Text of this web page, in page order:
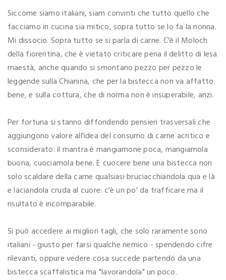
Siccome siamo italiani, siam convinti che tutto quello che
facciamo in cucina sia mitico, sopra tutto se lo fa la nonna.
Mi dissocio. Sopra tutto se si parla di carne. C'è il Moloch
della fiorentina, che è vietato criticare pena il delitto di lesa
maestà, anche quando si smontano pezzo per pezzo le
leggende sulla Chianina, che per la bistecca non va affatto
bene, e sulla cottura, che di norma non è insuperabile, anzi.
Per fortuna si stanno diffondendo pensieri trasversali che
aggiungono valore all'idea del consumo di carne acritico e
sconsiderato: il mantra è mangiamone poca, mangiamola
buona, cuociamola bene. E cuocere bene una bistecca non
solo scaldare della carne qualsiasi bruciacchiandola qua e là
e laciandola cruda al cuore: c'è un po' da trafficare ma il
risultato è incomparabile.
Si può accedere ai migliori tagli, che solo raramente sono
italiani - giusto per farsi qualche nemico - spendendo cifre
rilevanti, oppure vedere cosa succede partendo da una
bistecca scaffalistica ma "lavorandola" un poco.